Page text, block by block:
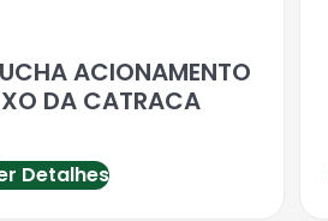
ACIONAMENTO
DA CATRACA
Detalhes